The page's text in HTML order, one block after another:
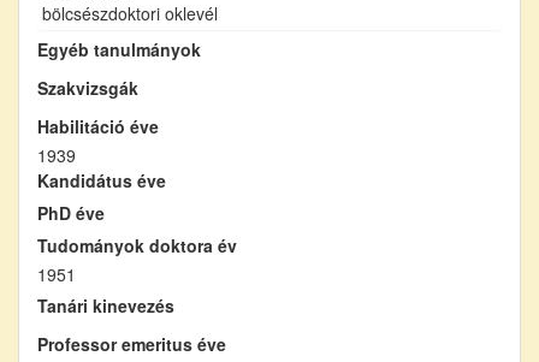
bölcsészdoktori oklevél
Egyéb tanulmányok
Szakvizsgák
Habilitáció éve
1939
Kandidátus éve
PhD éve
Tudományok doktora év
1951
Tanári kinevezés
Professor emeritus éve